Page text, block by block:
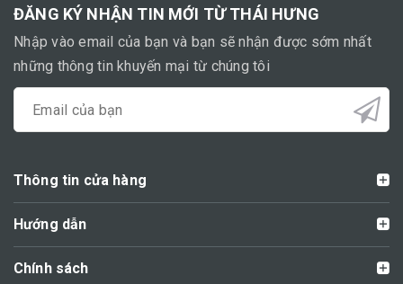
ĐĂNG KÝ NHẬN TIN MỚI TỪ THÁI HƯNG
Nhập vào email của bạn và bạn sẽ nhận được sớm nhất
những thông tin khuyến mại từ chúng tôi
Thông tin cửa hàng
Hướng dẫn
Chính sách